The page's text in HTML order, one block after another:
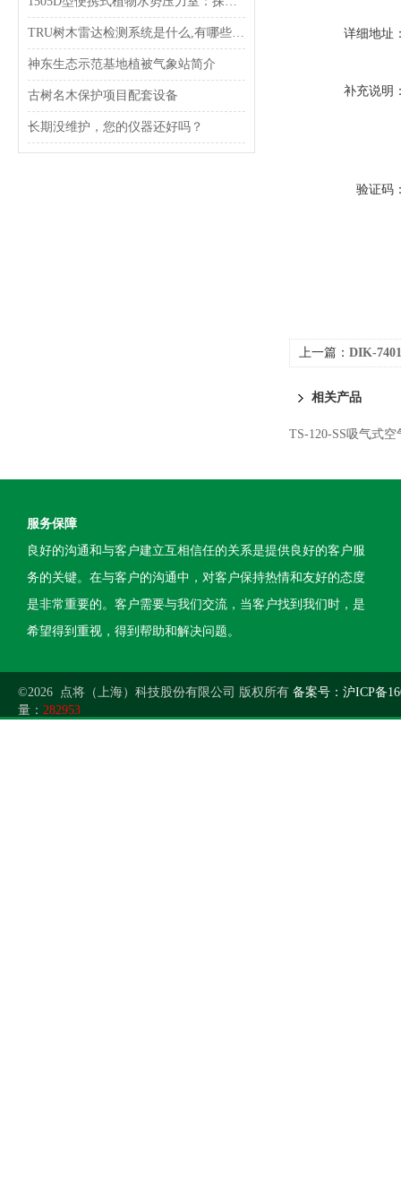
TRU树木雷达检测系统是什么,有哪些功能特点?
神东生态示范基地植被气象站简介
古树名木保护项目配套设备
长期没维护，您的仪器还好吗？
详细地址
补充说明
验证码
上一篇： DIK-
相关产品
TS-120-SS吸气式
服务保障
良好的沟通和与客户建立互相信任的关系是提供良好的客户服
务的关键。在与客户的沟通中，对客户保持热情和友好的态度
是非常重要的。客户需要与我们交流，当客户找到我们时，是
希望得到重视，得到帮助和解决问题。
©2026 点将（上海）科技股份有限公司 版权所有 备案号：沪ICP备
量： 282953